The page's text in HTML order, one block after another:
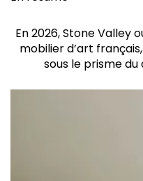
En 2026, Stone Valley
mobilier d’art
sous le prisme du